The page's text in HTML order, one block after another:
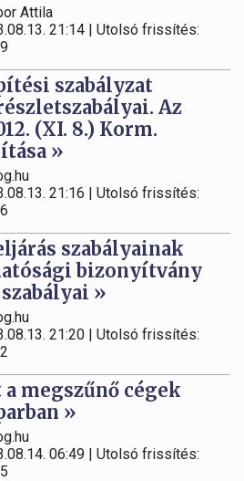
Attila
21:14 | Utolsó frissítés:
szabályzat
Az
(XI. 8.) Korm.
»
21:16 | Utolsó frissítés:
szabályainak
bizonyítvány
»
21:20 | Utolsó frissítés:
megszűnő cégek
»
06:49 | Utolsó frissítés: